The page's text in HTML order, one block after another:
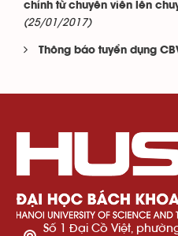
chính từ chuyên viên lên
(25/01/2017)
Thông báo tuyển dụng
Số 1 Đại Cồ Việt,